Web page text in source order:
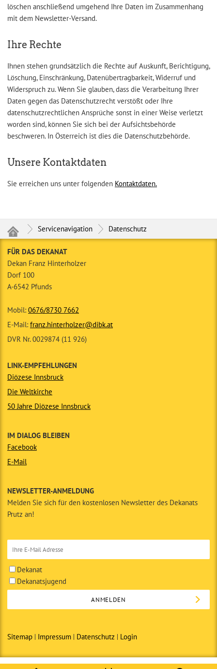
löschen anschließend umgehend Ihre Daten im Zusammenhang
mit dem Newsletter-Versand.
Ihre Rechte
Ihnen stehen grundsätzlich die Rechte auf Auskunft, Berichtigung,
Löschung, Einschränkung, Datenübertragbarkeit, Widerruf und
Widerspruch zu. Wenn Sie glauben, dass die Verarbeitung Ihrer
Daten gegen das Datenschutzrecht verstößt oder Ihre
datenschutzrechtlichen Ansprüche sonst in einer Weise verletzt
worden sind, können Sie sich bei der Aufsichtsbehörde
beschweren. In Österreich ist dies die Datenschutzbehörde.
Unsere Kontaktdaten
Sie erreichen uns unter folgenden Kontaktdaten.
Servicenavigation Datenschutz
FÜR DAS DEKANAT
Dekan Franz Hinterholzer
Dorf 100
A-6542 Pfunds
Mobil: 0676/8730 7662
E-Mail: franz.hinterholzer@dibk.at
DVR Nr. 0029874 (11 926)
LINK-EMPFEHLUNGEN
Diözese Innsbruck
Die Weltkirche
50 Jahre Diözese Innsbruck
IM DIALOG BLEIBEN
Facebook
E-Mail
NEWSLETTER-ANMELDUNG
Melden Sie sich für den kostenlosen Newsletter des Dekanats
Prutz an!
Dekanat
Dekanatsjugend
Sitemap Impressum Datenschutz Login